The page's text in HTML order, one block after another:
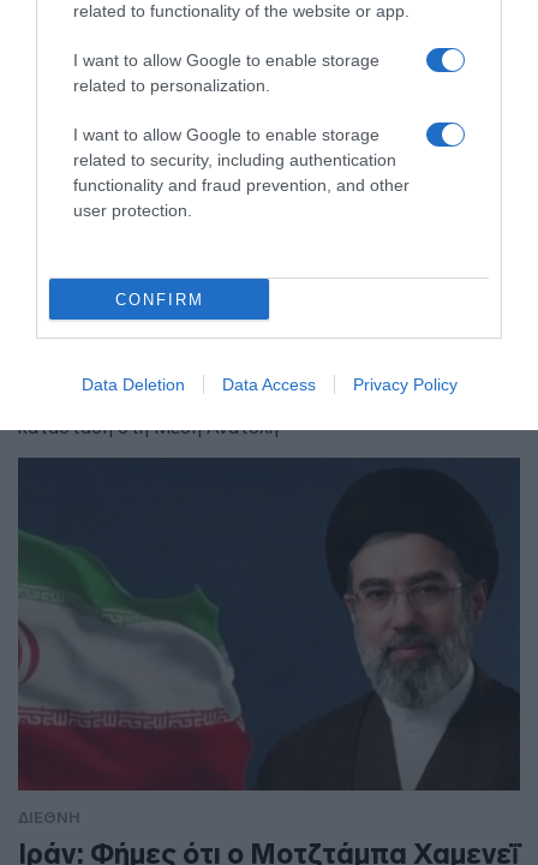
related to functionality of the website or app.
I want to allow Google to enable storage
related to personalization.
I want to allow Google to enable storage
related to security, including authentication
functionality and fraud prevention, and other
user protection.
CONFIRM
Data Deletion Data Access Privacy Policy
Η Σαουδική Αραβία, η Τουρκία και το
Πακιστάν υπέγραψαν κοινή αμυντική
κατάσταση στη Μέση Ανατολή
ΔΙΕΘΝΗ
Ιράν: Φήμες ότι ο Μοτζτάμπα Χαμενεΐ